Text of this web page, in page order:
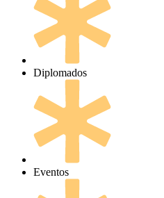
Diplomados
Eventos